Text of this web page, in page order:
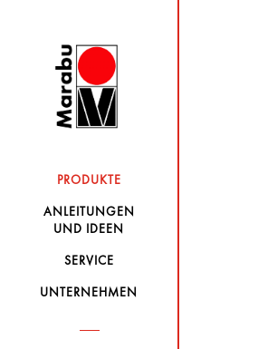
PRODUKTE
ANLEITUNGEN
UND IDEEN
SERVICE
UNTERNEHMEN